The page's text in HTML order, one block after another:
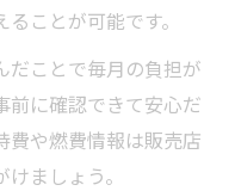
ことが可能です。
だことで毎月の負担が
前に確認できて安心だ
費や燃費情報は販売店
ましょう。